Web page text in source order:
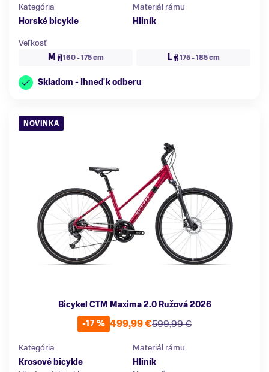
Kategória
Horské bicykle
Materiál rámu
Hliník
Veľkosť
M
160 - 175 cm L 175 - 185 cm
Skladom - Ihneď k odberu
NOVINKA
Bicykel CTM Maxima 2.0 Ružová 2026
-17 %
599,99 €
499,99 €
Kategória
Krosové bicykle
Materiál rámu
Hliník